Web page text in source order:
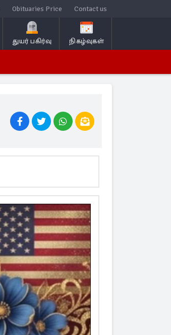
Obituaries Price Contact us
துயர் பகிர்வு நிகழ்வுகள்